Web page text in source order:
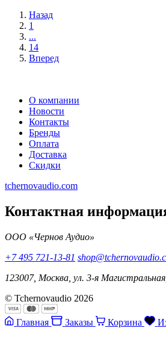
Назад
1
...
14
Вперед
О компании
Новости
Контакты
Бренды
Оплата
Доставка
Скидки
tchernovaudio.com
Контактная
ООО «Чернов Аудио»
+7 495 721-13-81
123007, Москва, ул. 3-я
© Tchernovaudio 2026
Главная Заказы Корзина